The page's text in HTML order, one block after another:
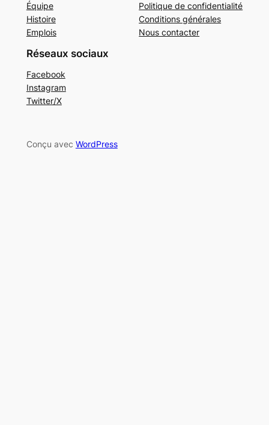
Équipe
Histoire
Emplois
Politique de confidentialité
Conditions générales
Nous contacter
Réseaux sociaux
Facebook
Instagram
Twitter/X
Conçu avec WordPress